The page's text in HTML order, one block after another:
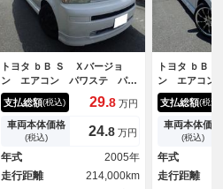
トヨタ ｂＢ Ｓ Ｘバージョ
ン エアコン パワステ パワ
ーウインドウ エアバック Ａ
ＢＳ キーレス ＥＴＣ
支払総額(税込) 29.8 万円
車両本体価格
(税込) 24.8 万円
年式
2005年
走行距離
214,000km
トヨタ ｂＢ
ン エアコン
ーウインド
ＢＳ 社外１
フルエアロ
グリル 社外
支払総額(税込)
車両本体価格
(税込)
年式
走行距離